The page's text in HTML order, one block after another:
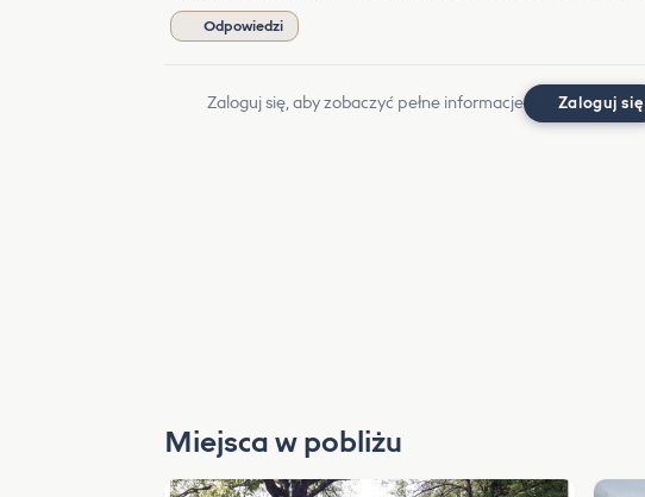
Odpowiedzi
Zaloguj się, aby zobaczyć pełne informacje Zaloguj się
Miejsca w pobliżu